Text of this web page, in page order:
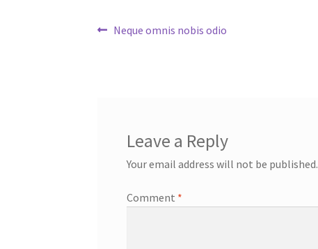
Post
Previous
Neque omnis nobis odio
Leave a Reply
Your email address will not be published.
Comment *